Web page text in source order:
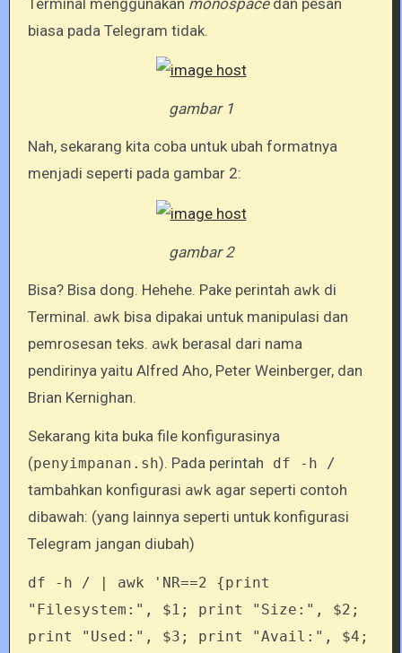
biasa pada Telegram tidak.
gambar 1
Nah, sekarang kita coba untuk ubah formatnya
menjadi seperti pada gambar 2:
gambar 2
Bisa? Bisa dong. Hehehe. Pake perintah awk di
Terminal. awk bisa dipakai untuk manipulasi dan
pemrosesan teks. awk berasal dari nama
pendirinya yaitu Alfred Aho, Peter Weinberger, dan
Brian Kernighan.
Sekarang kita buka file konfigurasinya
(penyimpanan.sh). Pada perintah df -h /
tambahkan konfigurasi awk agar seperti contoh
dibawah: (yang lainnya seperti untuk konfigurasi
Telegram jangan diubah)
df -h / | awk 'NR==2 {print
"Filesystem:", $1; print "Size:", $2;
print "Used:", $3; print "Avail:", $4;